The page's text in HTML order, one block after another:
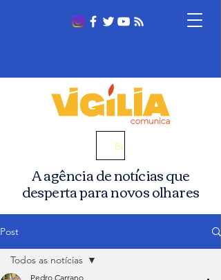
A agência de notícias que
desperta para novos olhares
Busca
Post
Todos as notícias
Pedro Carrano